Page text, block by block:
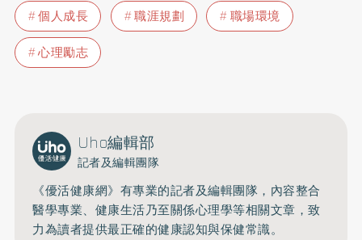
個人成長 職涯規劃
職場環境
心理勵志
Uho編輯部
記者及編輯團隊
《優活健康網》有專業的記者及編輯團隊，內容整合
醫學專業、健康生活乃至關係心理學等相關文章，致
力為讀者提供最正確的健康認知與保健常識。